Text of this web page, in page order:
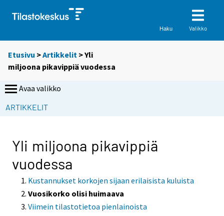
Haku Valikko
Etusivu >Artikkelit > Yli
miljoona pikavippiä vuodessa
Avaa valikko
ARTIKKELIT
Yli miljoona pikavippiä
vuodessa
Kustannukset korkojen sijaan erilaisista kuluista
Vuosikorko olisi huimaava
Viimein tilastotietoa pienlainoista